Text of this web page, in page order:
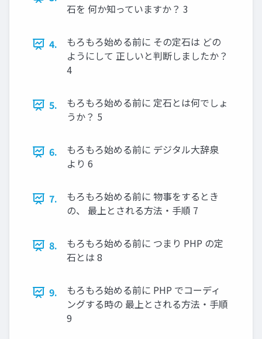
石を 何か知っていますか？ 3
4.
もろもろ始める前に その定石は どの
ようにして 正しいと判断しましたか？
4
5.
もろもろ始める前に 定石とは何でしょ
うか？ 5
6.
もろもろ始める前に デジタル大辞泉
より 6
7.
もろもろ始める前に 物事をするとき
の、 最上とされる方法・手順 7
8.
もろもろ始める前に つまり PHP の定
石とは 8
9.
もろもろ始める前に PHP でコーディ
ングする時の 最上とされる方法・手順
9